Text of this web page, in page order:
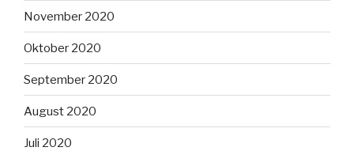
November 2020
Oktober 2020
September 2020
August 2020
Juli 2020